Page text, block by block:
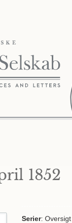
1852
Serier: Oversigt